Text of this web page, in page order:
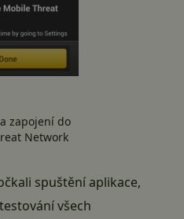
zapojení do
Network
spuštění aplikace,
všech